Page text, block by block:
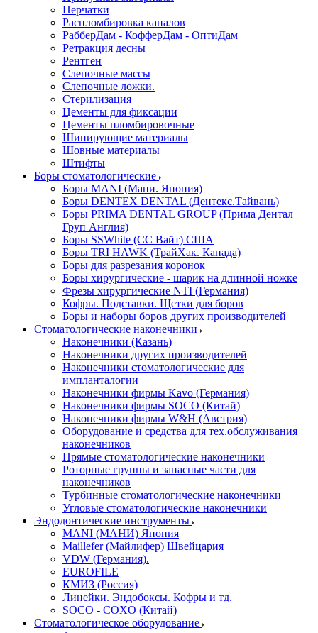
Перчатки
Распломбировка каналов
РабберДам - КофферДам - ОптиДам
Ретракция десны
Рентген
Слепочные массы
Слепочные ложки.
Стерилизация
Цементы для фиксации
Цементы пломбировочные
Шинирующие материалы
Шовные материалы
Штифты
Боры стоматологические
Боры MANI (Мани. Япония)
Боры DENTEX DENTAL (Дентекс.Тайвань)
Боры PRIMA DENTAL GROUP (Прима Дентал
Груп Англия)
Боры SSWhite (СС Вайт) США
Боры TRI HAWK (ТрайХак. Канада)
Боры для разрезания коронок
Боры хирургические - шарик на длинной ножке
Фрезы хирургические NTI (Германия)
Кофры. Подставки. Щетки для боров
Боры и наборы боров других производителей
Стоматологические наконечники
Наконечники (Казань)
Наконечники других производителей
Наконечники стоматологические для
импланталогии
Наконечники фирмы Kavo (Германия)
Наконечники фирмы SOCO (Китай)
Наконечники фирмы W&H (Австрия)
Оборудование и средства для тех.обслуживания
наконечников
Прямые стоматологические наконечники
Роторные группы и запасные части для
наконечников
Турбинные стоматологические наконечники
Угловые стоматологические наконечники
Эндодонтические инструменты
MANI (МАНИ) Япония
Maillefer (Майлифер) Швейцария
VDW (Германия).
EUROFILE
КМИЗ (Россия)
Линейки. Эндобоксы. Кофры и тд.
SOCO - COXO (Китай)
Стоматологическое оборудование